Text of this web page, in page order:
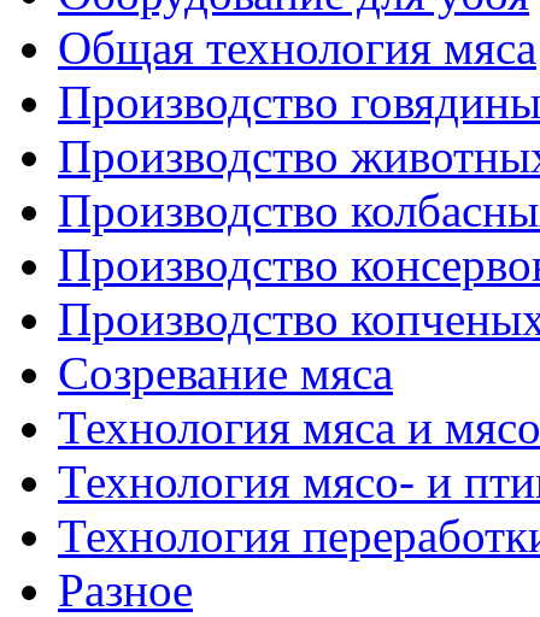
Общая технология мяса
Производство говядины
Производство
Производство
Производство
Производство
Созревание мяса
Технология мяса и
Технология мясо- и
Технология
Разное